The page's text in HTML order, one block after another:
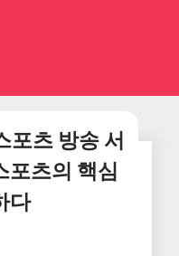
포츠 방송 서
포츠의 핵심
다